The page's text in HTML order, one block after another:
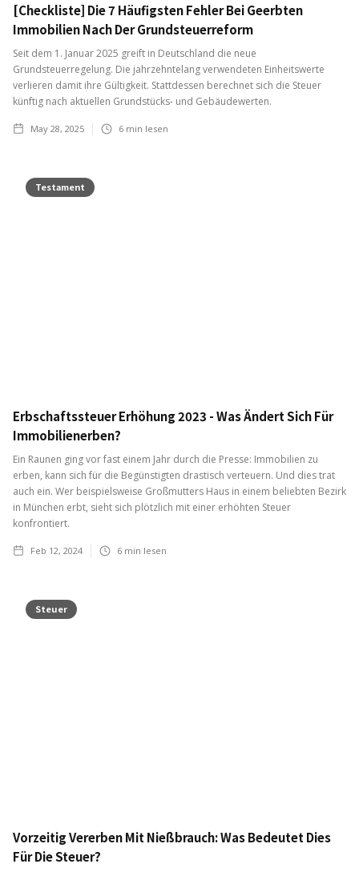
[Checkliste] Die 7 Häufigsten Fehler Bei Geerbten
Immobilien Nach Der Grundsteuerreform
Seit dem 1. Januar 2025 greift in Deutschland die neue
Grundsteuerregelung. Die jahrzehntelang verwendeten Einheitswerte
verlieren damit ihre Gültigkeit. Stattdessen berechnet sich die Steuer
künftig nach aktuellen Grundstücks- und Gebäudewerten.
May 28, 2025 6 min lesen
Testament
Erbschaftssteuer Erhöhung 2023 - Was Ändert Sich Für
Immobilienerben?
Ein Raunen ging vor fast einem Jahr durch die Presse: Immobilien zu
erben, kann sich für die Begünstigten drastisch verteuern. Und dies trat
auch ein. Wer beispielsweise Großmutters Haus in einem beliebten Bezirk
in München erbt, sieht sich plötzlich mit einer erhöhten Steuer
konfrontiert.
Feb 12, 2024 6 min lesen
Steuer
Vorzeitig Vererben Mit Nießbrauch: Was Bedeutet Dies
Für Die Steuer?